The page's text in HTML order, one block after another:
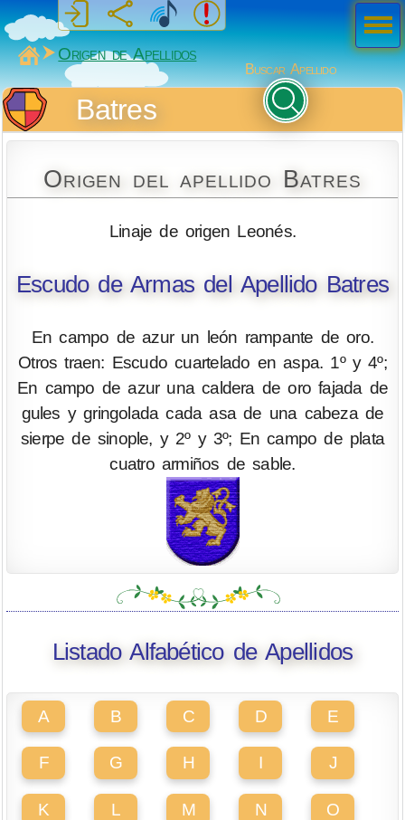
MiSabueso
Origen de Apellidos
Buscar Apellido
Batres
Origen del apellido Batres
Linaje de origen Leonés.
Escudo de Armas del Apellido Batres
En campo de azur un león rampante de oro.
Otros traen: Escudo cuartelado en aspa. 1º y 4º;
En campo de azur una caldera de oro fajada de
gules y gringolada cada asa de una cabeza de
sierpe de sinople, y 2º y 3º; En campo de plata
cuatro armiños de sable.
Listado Alfabético de Apellidos
A B C D E
F G H I J
K L M N O
Men
ú